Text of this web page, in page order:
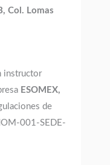
Col. Lomas
instructor
ESOMEX,
de
001-SEDE-